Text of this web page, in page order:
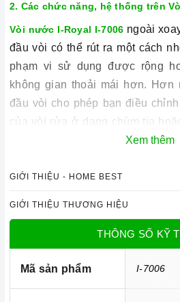
2. Các chức năng, hệ thống trên
Vòi nước I-Royal I-7006 ngoài
đầu vòi có thể rút ra một cách
phạm vi sử dụng được rộng
không gian thoải mái hơn. Hơn
đầu vòi cho phép bạn điều
của vòi rửa ở dạng chùm tia
cho bạn dùng với những nhu
cần gạt sang bên theo chỉ dẫn
Với những ưu điểm nổi bật như
xứng đáng là một trong
hành thân thiết nhất của người
thể trong gian bếp của mỗi
trong cuộc sống đầy năng động
Xem thêm
GIỚI THIỆU - HOME BEST
GIỚI THIỆU THƯƠNG HIỆU
THÔNG SỐ KỸ
Mã sản phẩm I-7006